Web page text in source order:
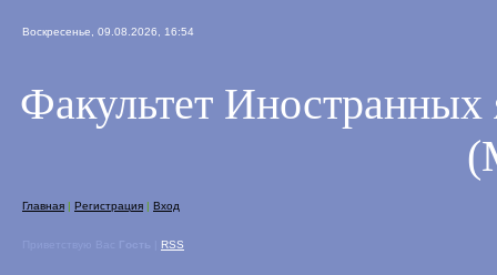
Воскресенье, 09.08.2026, 16:54
Факультет Иностранных
Главная | Регистрация | Вход
RSS